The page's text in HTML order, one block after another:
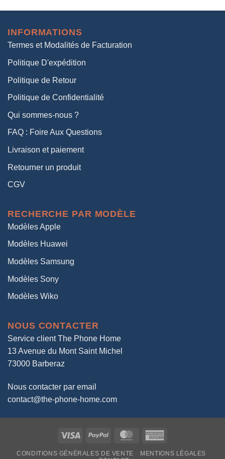
initial
38,00€.
actuel
INFORMATIONS
Termes et Modalités de Facturation
Politique D'expédition
Politique de Retour
Politique de Confidentialité
Qui sommes-nous ?
FAQ : Foire Aux Questions
Livraison et paiement
Retourner un produit
CGV
RECHERCHE PAR MODÈLE
Modèles Apple
Modèles Huawei
Modèles Samsung
Modèles Sony
Modèles Wiko
NOUS CONTACTER
Service client The Phone Home
13 Avenue du Mont Saint Michel
73000 Barberaz
Nous contacter par email
contact@the-phone-home.com
Visa PayPal MasterCard
CONDITIONS GÉNÉRALES DE VENTE
MENTIONS LÉGALES